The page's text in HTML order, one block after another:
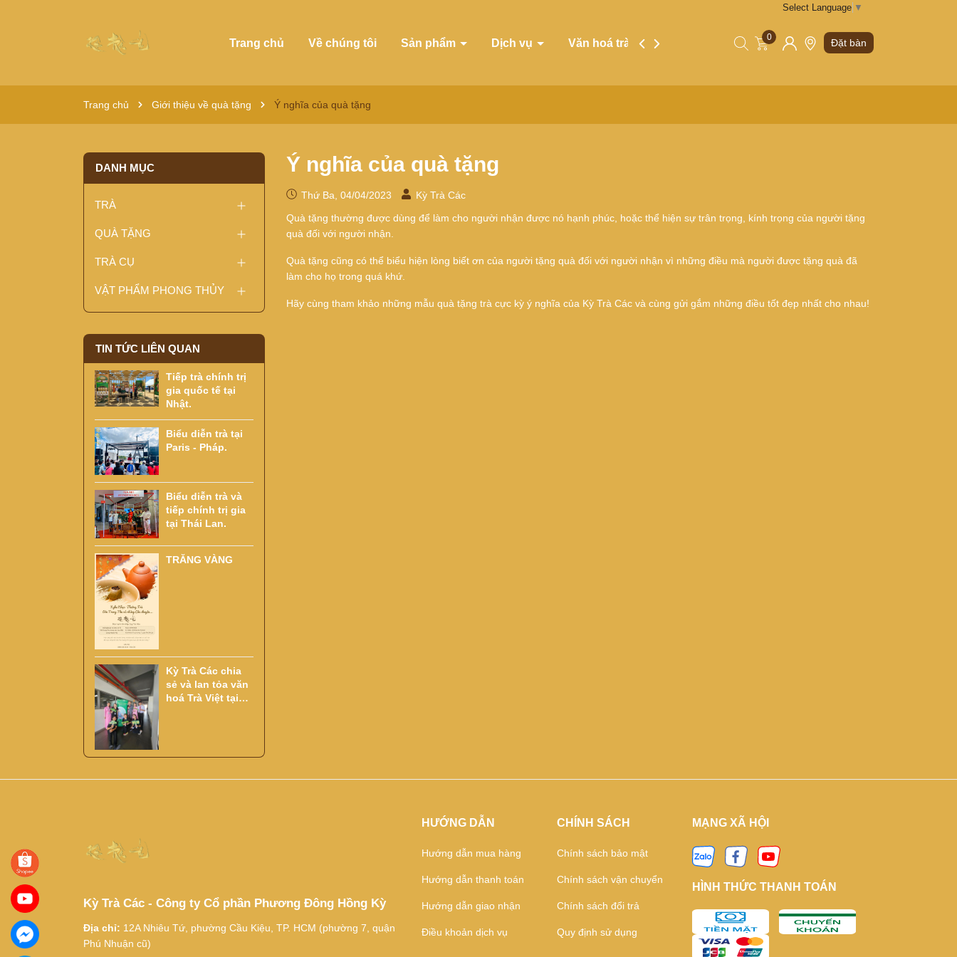
Trang chủ Về chúng tôi Sản phẩm Dịch vụ Văn hoá trà Tin tức Liên hệ 0 Đặt bàn
Select Language ▼
Trang chủ Giới thiệu về quà tặng Ý nghĩa của quà tặng
Ý nghĩa của quà tặng
Thứ Ba, 04/04/2023
Kỳ Trà Các
Quà tặng thường được dùng để làm cho người nhận được nó hạnh phúc, hoặc thể hiện sự trân trọng, kính trọng của người tặng
quà đối với người nhận.
Quà tặng cũng có thể biểu hiện lòng biết ơn của người tặng quà đối với người nhận vì những điều mà người được tặng quà đã
làm cho họ trong quá khứ.
Hãy cùng tham khảo những mẫu quà tặng trà cực kỳ ý nghĩa của Kỳ Trà Các và cùng gửi gắm những điều tốt đẹp nhất cho nhau!
DANH MỤC
TRÀ
QUÀ TẶNG
TRÀ CỤ
VẬT PHẨM PHONG THỦY
TIN TỨC LIÊN QUAN
Tiếp trà chính trị
gia quốc tế tại
Nhật.
Biểu diễn trà tại
Paris - Pháp.
Biểu diễn trà và
tiếp chính trị gia
tại Thái Lan.
TRĂNG VÀNG
Kỳ Trà Các chia
sẻ và lan tỏa văn
hoá Trà Việt tại
Kỳ Trà Các - Công ty Cổ phần Phương Đông Hồng Kỳ
Địa chỉ: 12A Nhiêu Tứ, phường Cầu Kiệu, TP. HCM (phường 7, quận
Phú Nhuận cũ)
HƯỚNG DẪN
Hướng dẫn mua hàng
Hướng dẫn thanh toán
Hướng dẫn giao nhận
Điều khoản dịch vụ
CHÍNH SÁCH
Chính sách bảo mật
Chính sách vận chuyển
Chính sách đổi trả
Quy định sử dụng
MẠNG XÃ HỘI
HÌNH THỨC THANH TOÁN